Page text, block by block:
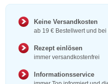
Keine Versandkosten
ab 19 € Bestellwert und
Rezept einlösen
immer versandkostenfrei
Informationsservice